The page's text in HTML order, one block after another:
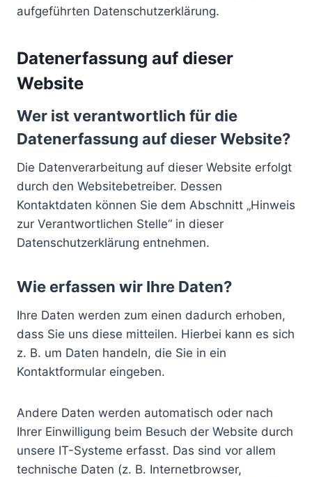
aufgeführten Datenschutzerklärung.
Datenerfassung auf dieser
Website
Wer ist verantwortlich für die
Datenerfassung auf dieser Website?
Die Datenverarbeitung auf dieser Website erfolgt
durch den Websitebetreiber. Dessen
Kontaktdaten können Sie dem Abschnitt „Hinweis
zur Verantwortlichen Stelle“ in dieser
Datenschutzerklärung entnehmen.
Wie erfassen wir Ihre Daten?
Ihre Daten werden zum einen dadurch erhoben,
dass Sie uns diese mitteilen. Hierbei kann es sich
z. B. um Daten handeln, die Sie in ein
Kontaktformular eingeben.
Andere Daten werden automatisch oder nach
Ihrer Einwilligung beim Besuch der Website durch
unsere IT-Systeme erfasst. Das sind vor allem
technische Daten (z. B. Internetbrowser,